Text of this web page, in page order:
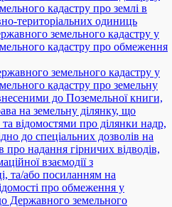
кадастру про землі в
територіальних одиниць
земельного кадастру у
кадастру про обмеження
земельного кадастру у
кадастру про земельну
до Поземельної книги,
на земельну ділянку, що
відомостями про ділянки надр,
до спеціальних дозволів на
про надання гірничих відводів,
взаємодії з
та/або посиланням на
про обмеження у
Державного земельного